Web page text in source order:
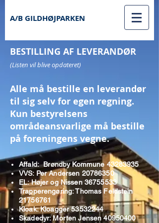
A/B GILDHØJPARKEN
BESTILLING AF LEVERANDØR
(Listen vil blive opdateret)
Alle må bestille en leverandør
til sig selv for egen regning.
Kun bestyrelsens
områdeansvarlige må bestille
på foreningens vegne.
Affald: Brøndby Kommune 43283935
VVS: Per Andersen 20786350
EL: Højer og Nissen 36755533
Trapperengøring: Thomas Feldstein
21756761
Kloak: Kloagger53532244
Skadedyr: Morten Jensen40950400